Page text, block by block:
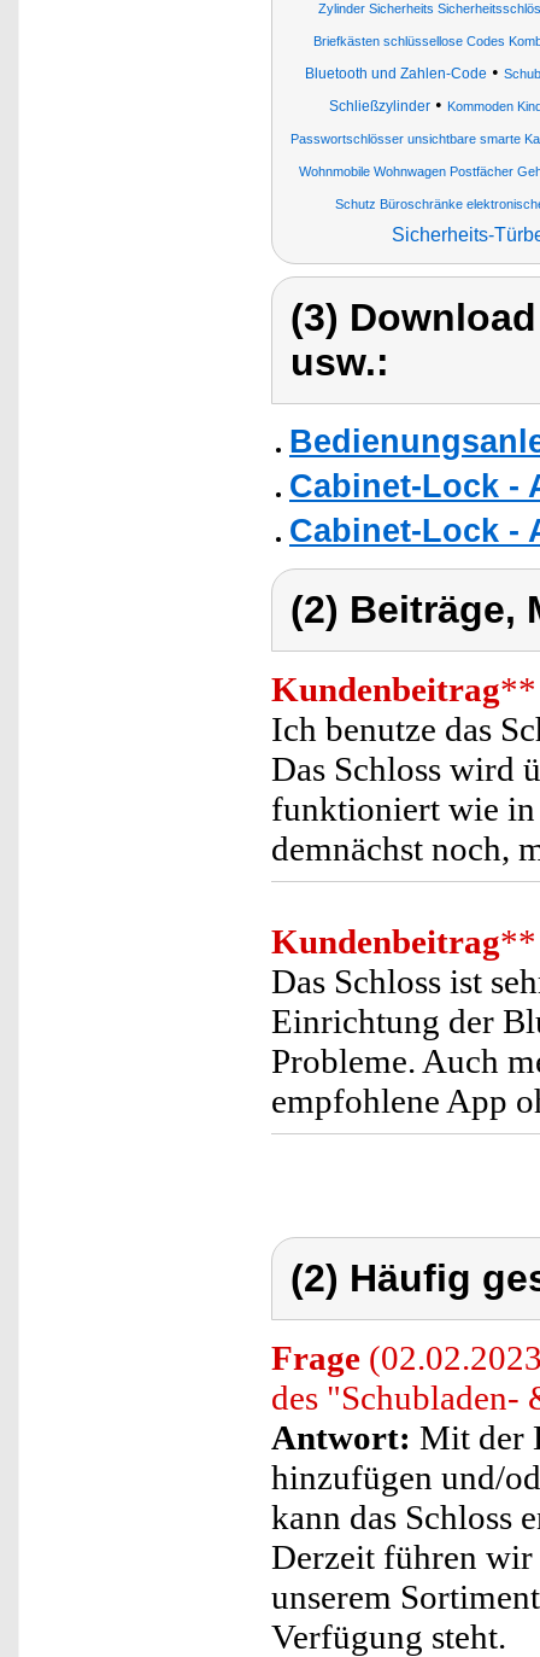
Zylinder Sicherheits
Briefkästen schlüssellose Codes
Bluetooth und Zahlen-Code •
Schließzylinder• Kommoden
Passwortschlösser unsichtbare smarte
Wohnmobile Wohnwagen Postfächer
Schutz Büroschränke
Sicherheits-
(3)
usw.:
Cabinet-Lock -
Cabinet-Lock -
(2) Beiträge,
Kundenbeitrag**
Ich benutze das
Das Schloss wird
funktioniert wie in
demnächst noch,
Kundenbeitrag**
Das Schloss ist
Einrichtung der
Probleme. Auch
empfohlene App
(2) Häufig
Frage
des "Schubladen-
Antwort: Mit der
hinzufügen und/
kann das Schloss
Derzeit führen wir
unserem
Verfügung steht.